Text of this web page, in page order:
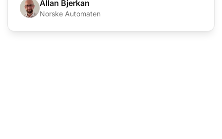
Allan Bjerkan
Norske Automaten